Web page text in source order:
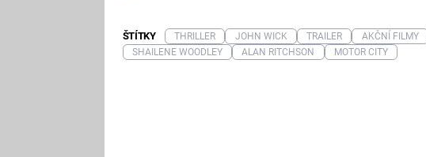
ŠTÍTKY THRILLER JOHN WICK TRAILER AKČNÍ FILMY
SHAILENE WOODLEY
ALAN RITCHSON MOTOR CITY